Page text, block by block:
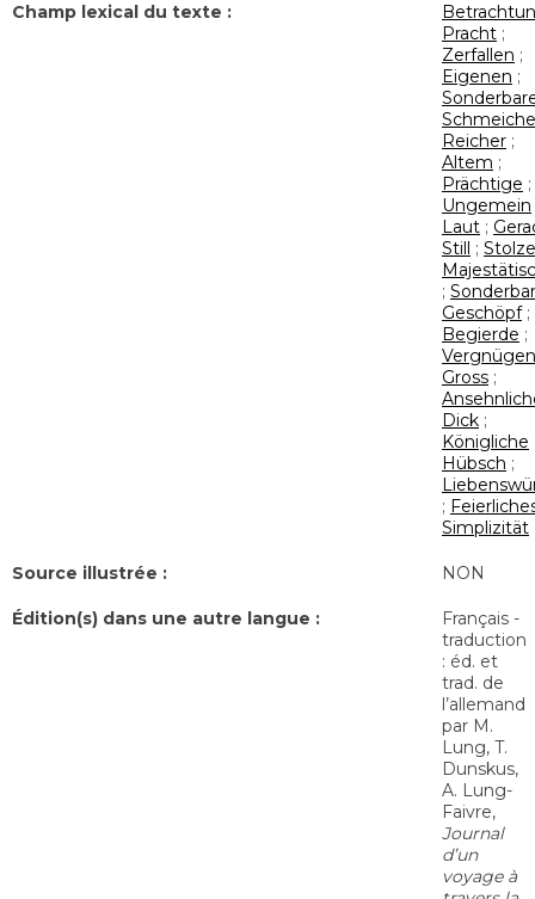
Champ lexical du texte :
Pracht ;
Zerfallen ;
Eigenen ;
Reicher ;
Altem ;
Prächtige ;
Ungemein
Laut ;
Still ;
;
Geschöpf;
Begierde ;
Vergnügen
Gross ;
Dick ;
Königliche
Hübsch ;
;
Simplizität
Source illustrée : NON
Édition(s) dans une autre langue :
Français -
traduction
: éd. et
trad. de
l’allemand
par M.
Lung, T.
Dunskus,
A. Lung-
Faivre,
Journal
d’un
voyage à